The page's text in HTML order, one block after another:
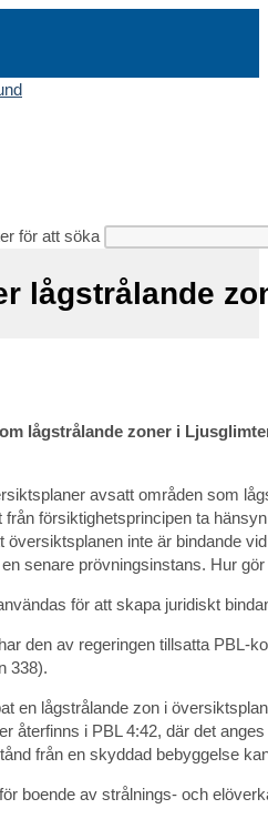
för att söka
lågstrålande
lågstrålande zoner i
avsatt områden som
försiktighetsprincipen ta
översiktsplanen inte är bindande
senare prövningsinstans. Hur
för att skapa juridiskt
den av regeringen tillsatta
338).
en lågstrålande zon i
återfinns i PBL 4:42, där det
från en skyddad bebyggelse
boende av strålnings- och